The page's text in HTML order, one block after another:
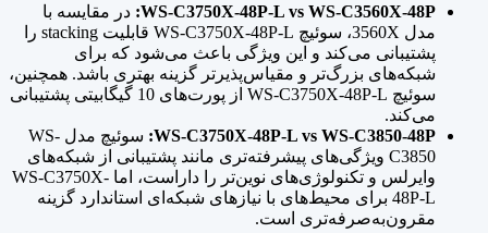
WS-C3750X-48P-L vs WS-C3560X-48P: در مقایسه با
مدل 3560X، سوئیچ WS-C3750X-48P-L قابلیت stacking را
پشتیبانی می‌کند و این ویژگی باعث می‌شود که برای
شبکه‌های بزرگ‌تر و مقیاس‌پذیرتر گزینه بهتری باشد. همچنین،
سوئیچ WS-C3750X-48P-L از پورت‌های 10 گیگابیتی پشتیبانی
می‌کند.
WS-C3750X-48P-L vs WS-C3850-48P:
سوئیچ مدل WS-
C3850 ویژگی‌های پیشرفته‌تری مانند پشتیبانی از شبکه‌های
وایرلس و تکنولوژی‌های نوین‌تر را داراست، اما WS-C3750X-
48P-L برای محیط‌های با نیازهای شبکه‌ای استاندارد گزینه
مقرون‌به‌صرفه‌تری است.